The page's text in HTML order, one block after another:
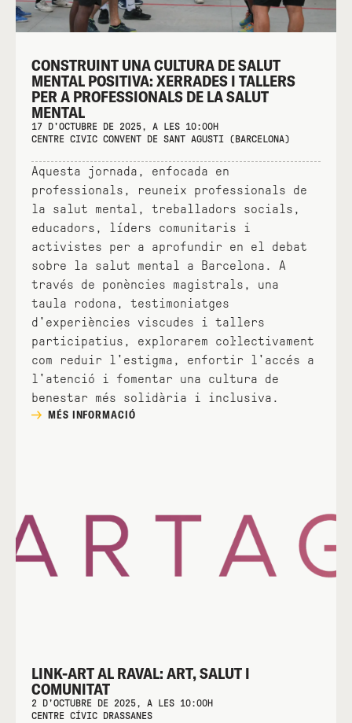
CONSTRUINT UNA CULTURA DE SALUT
MENTAL POSITIVA: XERRADES I TALLERS
PER A PROFESSIONALS DE LA SALUT
MENTAL
17 D'OCTUBRE DE 2025, A LES 10:00H
CENTRE CIVIC CONVENT DE SANT AGUSTI (BARCELONA)
Aquesta jornada, enfocada en
professionals, reuneix professionals de
la salut mental, treballadors socials,
educadors, líders comunitaris i
activistes per a aprofundir en el debat
sobre la salut mental a Barcelona. A
través de ponències magistrals, una
taula rodona, testimoniatges
d'experiències viscudes i tallers
participatius, explorarem col·lectivament
com reduir l'estigma, enfortir l'accés a
l'atenció i fomentar una cultura de
benestar més solidària i inclusiva.
MÉS INFORMACIÓ
LINK-ART AL RAVAL: ART, SALUT I
COMUNITAT
2 D'OCTUBRE DE 2025, A LES 10:00H
CENTRE CÍVIC DRASSANES